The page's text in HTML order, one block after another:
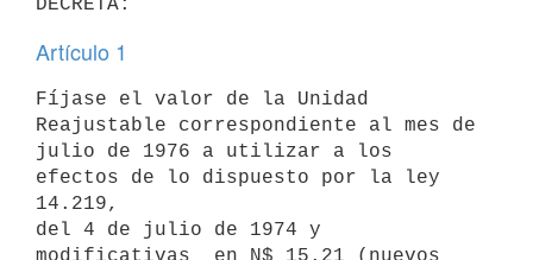
Artículo 1
Fíjase el valor de la Unidad
Reajustable correspondiente al mes de
julio de 1976 a utilizar a los
efectos de lo dispuesto por la ley
14.219,
del 4 de julio de 1974 y